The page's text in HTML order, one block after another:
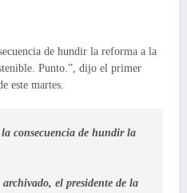
de hundir la reforma a la
Punto.”, dijo el primer
este martes.
consecuencia de hundir la
el presidente de la